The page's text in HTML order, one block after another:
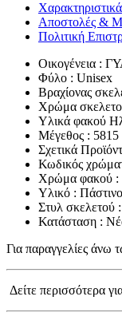
Χαρακτηριστικά
Αποστολές &
Πολιτική
Οικογένεια :
Φύλο : Unisex
Βραχίονας
Χρώμα
Υλικά φακού
Μέγεθος : 5815
Σχετικά
Κωδικός
Χρώμα φακού :
Υλικό : Πάστινο
Στυλ σκελετού
Κατάσταση :
Για παραγγελίες άνω
Δείτε περισσότερα